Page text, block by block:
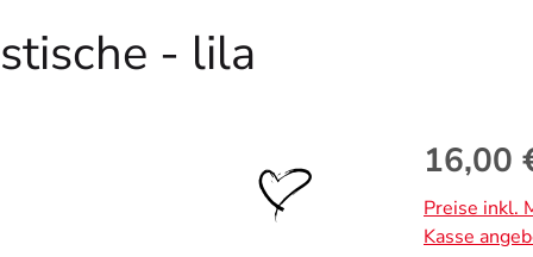
- lila
Regulärer
16,00
Preise inkl.
Kasse